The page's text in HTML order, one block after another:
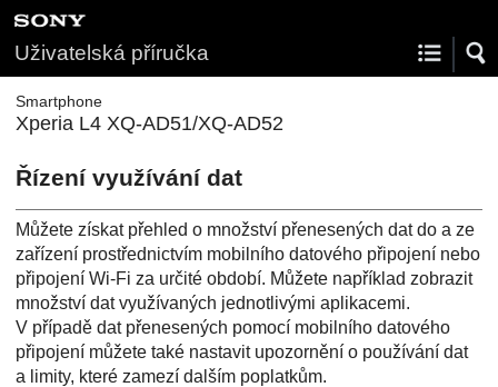
Uživatelská příručka
Smartphone
Xperia L4 XQ-AD51/XQ-AD52
Řízení využívání dat
Můžete získat přehled o množství přenesených dat do a ze
zařízení prostřednictvím mobilního datového připojení nebo
připojení Wi-Fi za určité období. Můžete například zobrazit
množství dat využívaných jednotlivými aplikacemi.
V případě dat přenesených pomocí mobilního datového
připojení můžete také nastavit upozornění o používání dat
a limity, které zamezí dalším poplatkům.